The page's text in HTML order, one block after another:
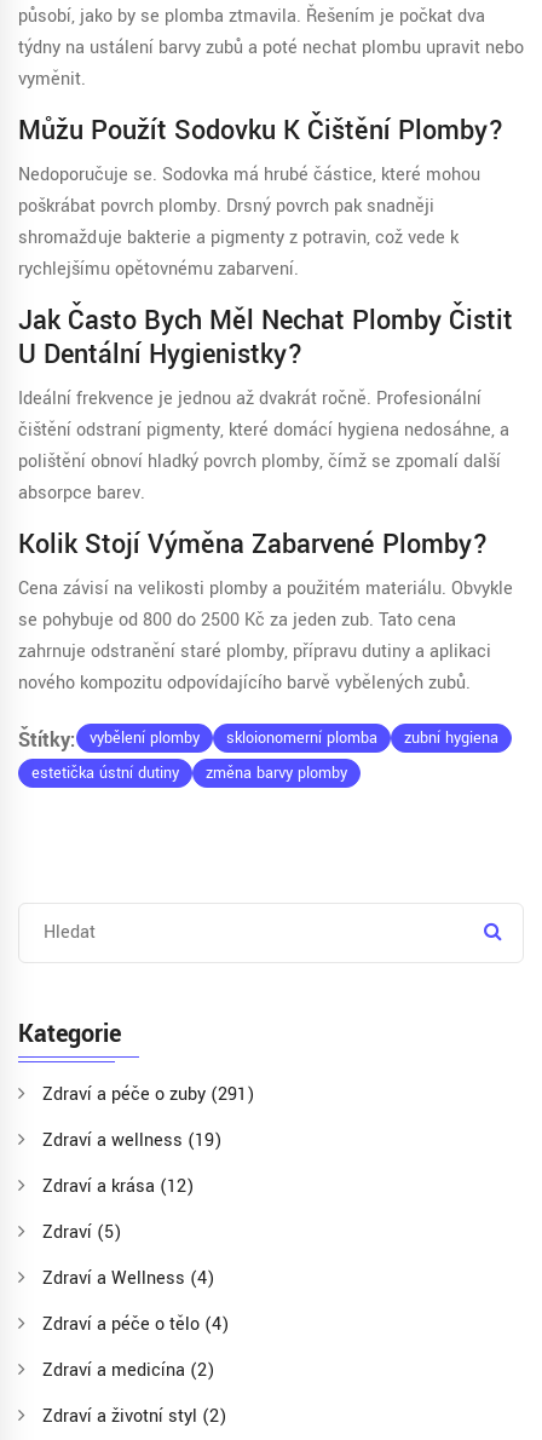
působí, jako by se plomba ztmavila. Řešením je počkat dva
týdny na ustálení barvy zubů a poté nechat plombu upravit nebo
vyměnit.
Můžu Použít Sodovku K Čištění Plomby?
Nedoporučuje se. Sodovka má hrubé částice, které mohou
poškrábat povrch plomby. Drsný povrch pak snadněji
shromažďuje bakterie a pigmenty z potravin, což vede k
rychlejšímu opětovnému zabarvení.
Jak Často Bych Měl Nechat Plomby Čistit
U Dentální Hygienistky?
Ideální frekvence je jednou až dvakrát ročně. Profesionální
čištění odstraní pigmenty, které domácí hygiena nedosáhne, a
polištění obnoví hladký povrch plomby, čímž se zpomalí další
absorpce barev.
Kolik Stojí Výměna Zabarvené Plomby?
Cena závisí na velikosti plomby a použitém materiálu. Obvykle
se pohybuje od 800 do 2500 Kč za jeden zub. Tato cena
zahrnuje odstranění staré plomby, přípravu dutiny a aplikaci
nového kompozitu odpovídajícího barvě vybělených zubů.
Štítky: vybělení plomby skloionomerní plomba
zubní hygiena
estetička ústní dutiny
změna barvy plomby
Kategorie
Zdraví a péče o zuby (291)
Zdraví a wellness (19)
Zdraví a krása (12)
Zdraví (5)
Zdraví a Wellness (4)
Zdraví a péče o tělo (4)
Zdraví a medicína (2)
Zdraví a životní styl (2)